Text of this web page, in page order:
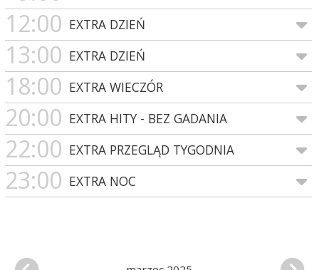
12:00 EXTRA DZIEŃ
13:00 EXTRA DZIEŃ
18:00 EXTRA WIECZÓR
20:00 EXTRA HITY - BEZ GADANIA
22:00 EXTRA PRZEGLĄD TYGODNIA
23:00 EXTRA NOC